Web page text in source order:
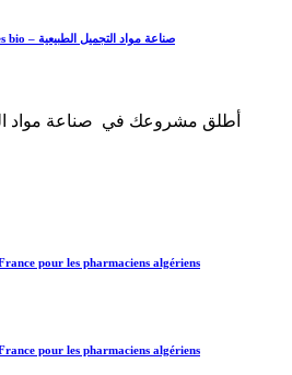
Fabrication des produits cosmétiques bio – صناعة مواد التجميل الطبيعية
أطلق مشروعك في صناعة مواد
pour les pharmaciens algériens
pour les pharmaciens algériens